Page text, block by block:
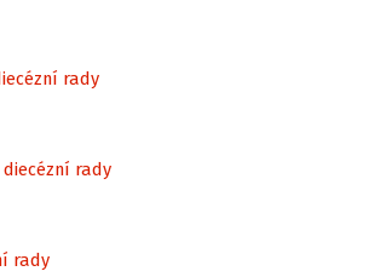
rady
rady
rady